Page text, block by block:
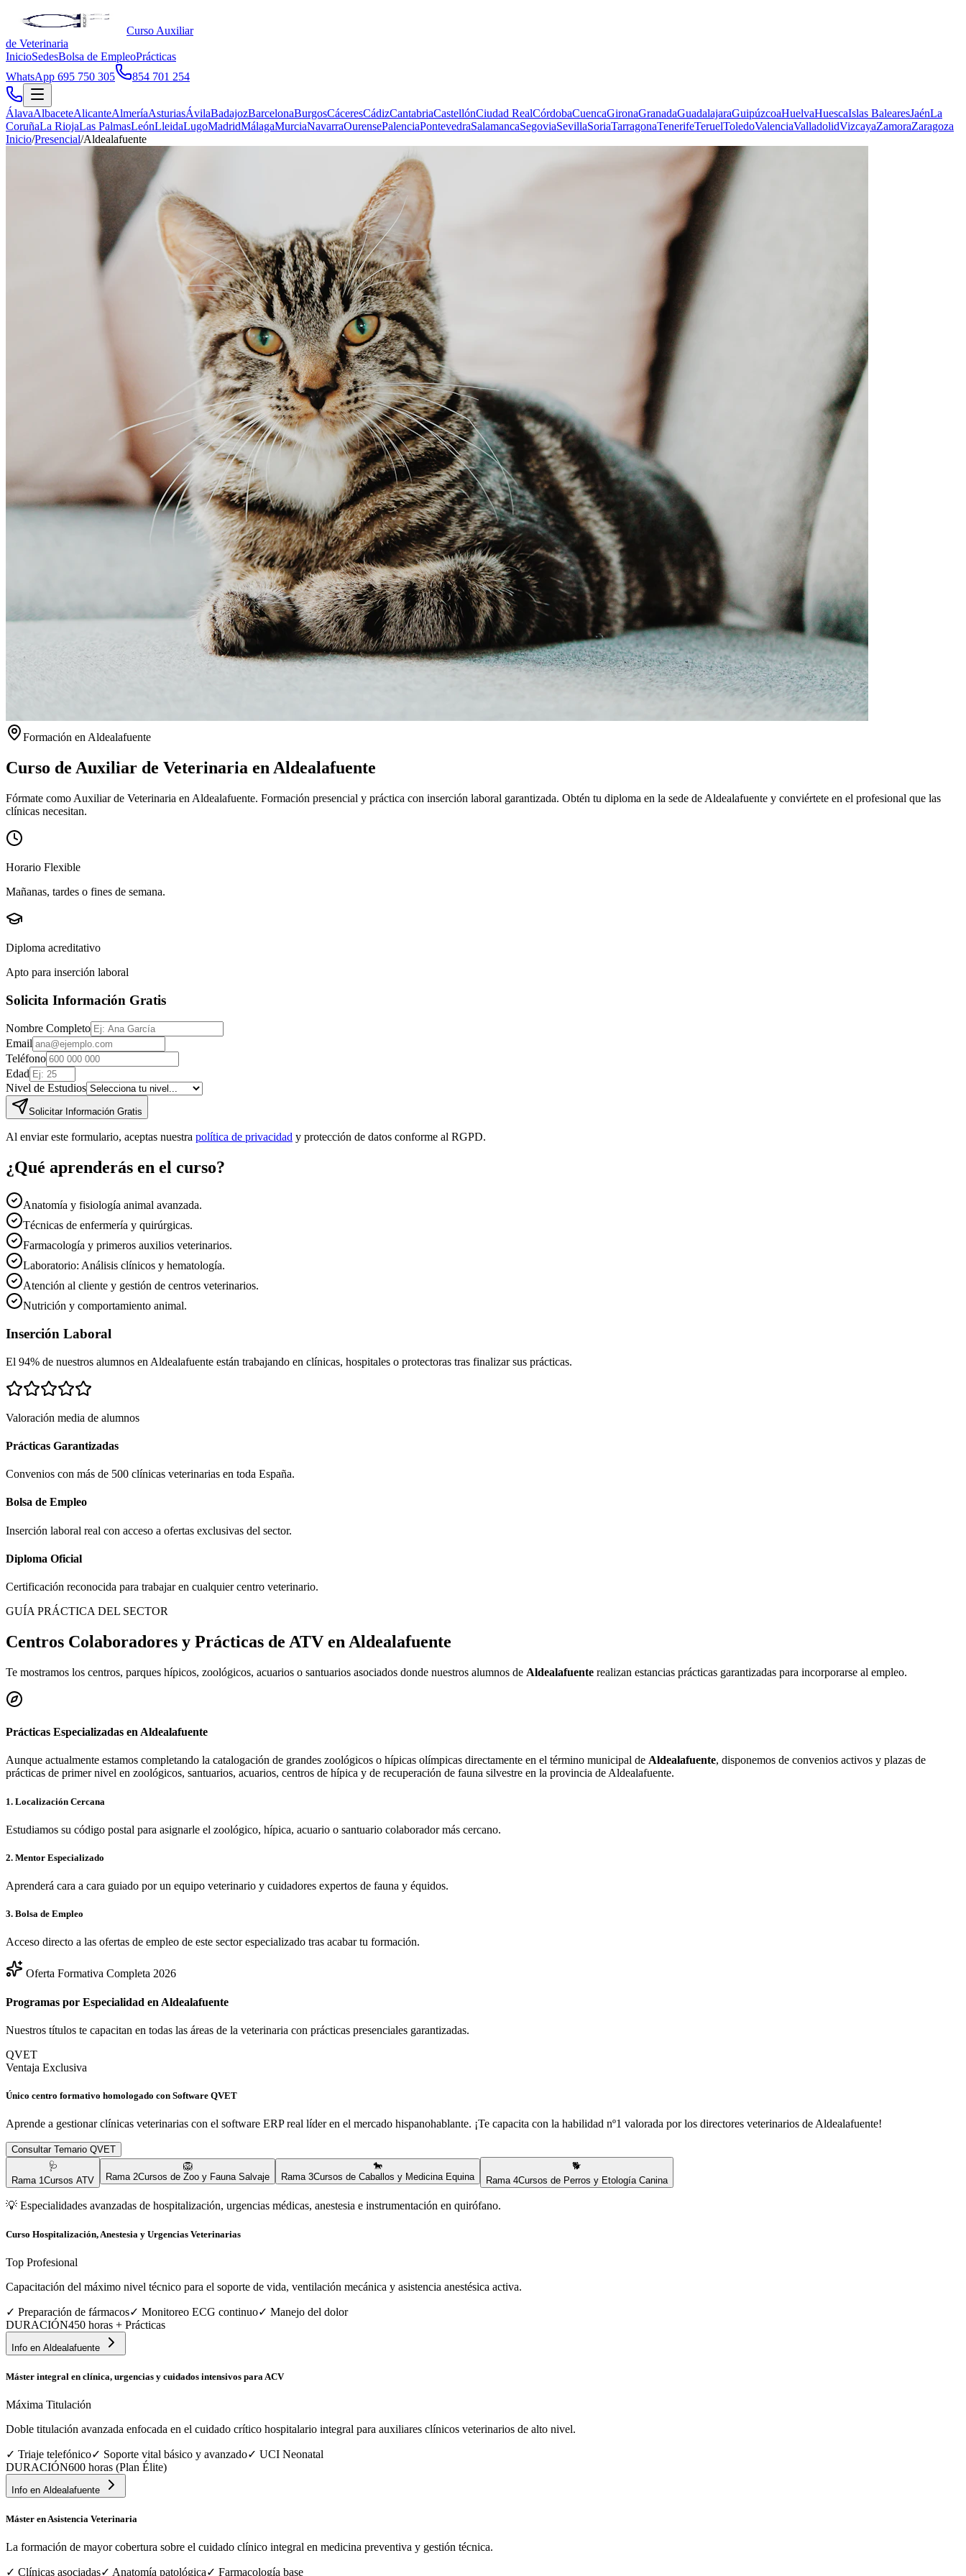
Curso Auxiliar
de Veterinaria
InicioSedesBolsa de EmpleoPrácticas
WhatsApp 695 750 305
854 701 254
ÁlavaAlbaceteAlicanteAlmeríaAsturiasÁvilaBadajozBarcelonaBurgosCáceresCádizCantabriaCastellónCiudad RealCórdobaCuencaGironaGranadaGuadalajaraGuipúzcoaHuelvaHuescaIslas BalearesJaénLa
CoruñaLa RiojaLas PalmasLeónLleidaLugoMadridMálagaMurciaNavarraOurensePalenciaPontevedraSalamancaSegoviaSevillaSoriaTarragonaTenerifeTeruelToledoValenciaValladolidVizcayaZamoraZaragoza
Inicio/Presencial/Aldealafuente
Formación en Aldealafuente
Curso de Auxiliar de Veterinaria en Aldealafuente
Fórmate como Auxiliar de Veterinaria en Aldealafuente. Formación presencial y práctica con inserción laboral garantizada. Obtén tu diploma en la sede de Aldealafuente y conviértete en el profesional que las
clínicas necesitan.
Horario Flexible
Mañanas, tardes o fines de semana.
Diploma acreditativo
Apto para inserción laboral
Solicita Información Gratis
Nombre Completo
Email
Teléfono
Edad
Nivel de Estudios
Solicitar Información Gratis
Al enviar este formulario, aceptas nuestra política de privacidad y protección de datos conforme al RGPD.
¿Qué aprenderás en el curso?
Anatomía y fisiología animal avanzada.
Técnicas de enfermería y quirúrgicas.
Farmacología y primeros auxilios veterinarios.
Laboratorio: Análisis clínicos y hematología.
Atención al cliente y gestión de centros veterinarios.
Nutrición y comportamiento animal.
Inserción Laboral
El 94% de nuestros alumnos en Aldealafuente están trabajando en clínicas, hospitales o protectoras tras finalizar sus prácticas.
Valoración media de alumnos
Prácticas Garantizadas
Convenios con más de 500 clínicas veterinarias en toda España.
Bolsa de Empleo
Inserción laboral real con acceso a ofertas exclusivas del sector.
Diploma Oficial
Certificación reconocida para trabajar en cualquier centro veterinario.
GUÍA PRÁCTICA DEL SECTOR
Centros Colaboradores y Prácticas de ATV en Aldealafuente
Te mostramos los centros, parques hípicos, zoológicos, acuarios o santuarios asociados donde nuestros alumnos de Aldealafuente realizan estancias prácticas garantizadas para incorporarse al empleo.
Prácticas Especializadas en Aldealafuente
Aunque actualmente estamos completando la catalogación de grandes zoológicos o hípicas olímpicas directamente en el término municipal de Aldealafuente, disponemos de convenios activos y plazas de
prácticas de primer nivel en zoológicos, santuarios, acuarios, centros de hípica y de recuperación de fauna silvestre en la provincia deAldealafuente.
1. Localización Cercana
Estudiamos su código postal para asignarle el zoológico, hípica, acuario o santuario colaborador más cercano.
2. Mentor Especializado
Aprenderá cara a cara guiado por un equipo veterinario y cuidadores expertos de fauna y équidos.
3. Bolsa de Empleo
Acceso directo a las ofertas de empleo de este sector especializado tras acabar tu formación.
Oferta Formativa Completa 2026
Programas por Especialidad en Aldealafuente
Nuestros títulos te capacitan en todas las áreas de la veterinaria con prácticas presenciales garantizadas.
QVET
Ventaja Exclusiva
Único centro formativo homologado con Software QVET
Aprende a gestionar clínicas veterinarias con el software ERP real líder en el mercado hispanohablante. ¡Te capacita con la habilidad nº1 valorada por los directores veterinarios de Aldealafuente!
Consultar Temario QVET
🩺
Rama 1Cursos ATV
🦁
Rama 2Cursos de Zoo y Fauna Salvaje
🐎
Rama 3Cursos de Caballos y Medicina Equina
🐕
Rama 4Cursos de Perros y Etología Canina
💡 Especialidades avanzadas de hospitalización, urgencias médicas, anestesia e instrumentación en quirófano.
Curso Hospitalización, Anestesia y Urgencias Veterinarias
Top Profesional
Capacitación del máximo nivel técnico para el soporte de vida, ventilación mecánica y asistencia anestésica activa.
✓ Preparación de fármacos✓ Monitoreo ECG continuo✓ Manejo del dolor
DURACIÓN450 horas + Prácticas
Info en Aldealafuente
Máster integral en clínica, urgencias y cuidados intensivos para ACV
Máxima Titulación
Doble titulación avanzada enfocada en el cuidado crítico hospitalario integral para auxiliares clínicos veterinarios de alto nivel.
✓ Triaje telefónico✓ Soporte vital básico y avanzado✓ UCI Neonatal
DURACIÓN600 horas (Plan Élite)
Info en Aldealafuente
Máster en Asistencia Veterinaria
La formación de mayor cobertura sobre el cuidado clínico integral en medicina preventiva y gestión técnica.
✓ Clínicas asociadas✓ Anatomía patológica✓ Farmacología base